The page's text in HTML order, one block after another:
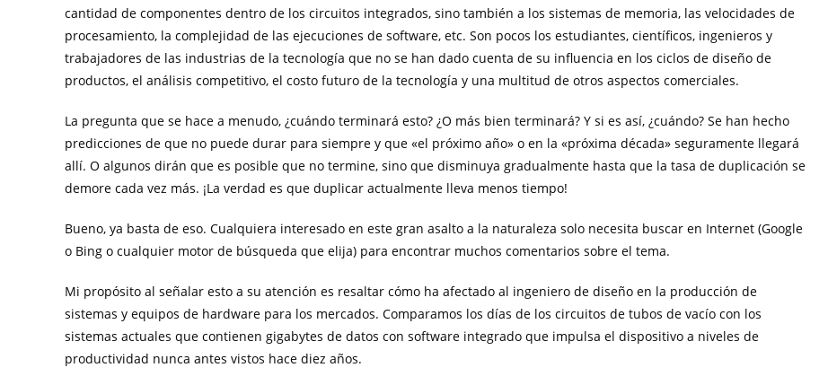
cantidad de componentes dentro de los circuitos integrados, sino también a los sistemas de memoria, las velocidades de
procesamiento, la complejidad de las ejecuciones de software, etc. Son pocos los estudiantes, científicos, ingenieros y
trabajadores de las industrias de la tecnología que no se han dado cuenta de su influencia en los ciclos de diseño de
productos, el análisis competitivo, el costo futuro de la tecnología y una multitud de otros aspectos comerciales.
La pregunta que se hace a menudo, ¿cuándo terminará esto? ¿O más bien terminará? Y si es así, ¿cuándo? Se han hecho
predicciones de que no puede durar para siempre y que «el próximo año» o en la «próxima década» seguramente llegará
allí. O algunos dirán que es posible que no termine, sino que disminuya gradualmente hasta que la tasa de duplicación se
demore cada vez más. ¡La verdad es que duplicar actualmente lleva menos tiempo!
Bueno, ya basta de eso. Cualquiera interesado en este gran asalto a la naturaleza solo necesita buscar en Internet (Google
o Bing o cualquier motor de búsqueda que elija) para encontrar muchos comentarios sobre el tema.
Mi propósito al señalar esto a su atención es resaltar cómo ha afectado al ingeniero de diseño en la producción de
sistemas y equipos de hardware para los mercados. Comparamos los días de los circuitos de tubos de vacío con los
sistemas actuales que contienen gigabytes de datos con software integrado que impulsa el dispositivo a niveles de
productividad nunca antes vistos hace diez años.